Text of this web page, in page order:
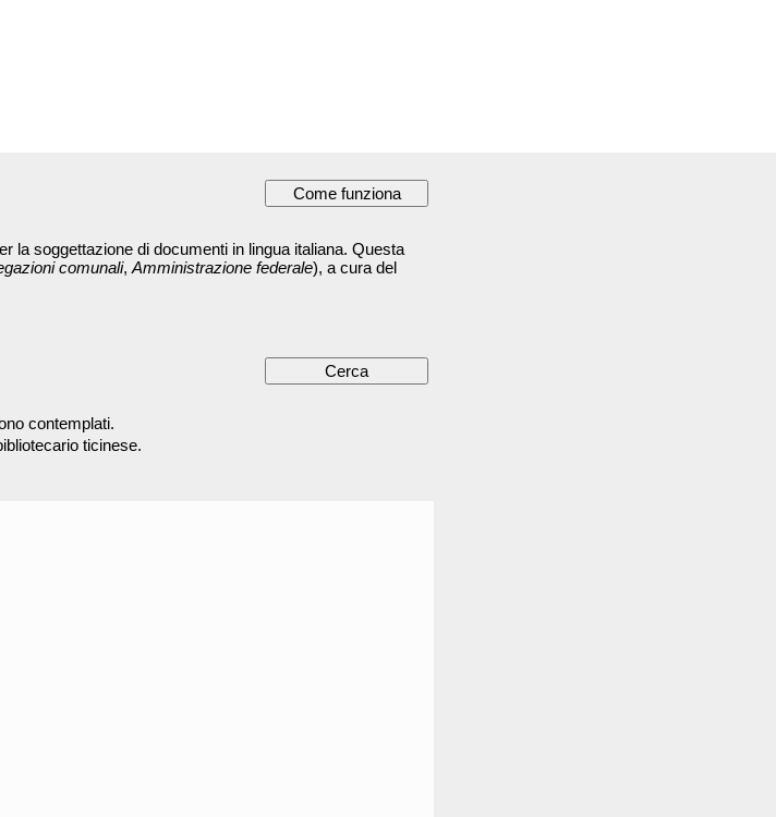
la soggettazione di documenti in lingua italiana. Questa
comunali, Amministrazione federale), a cura del
contemplati.
ticinese.